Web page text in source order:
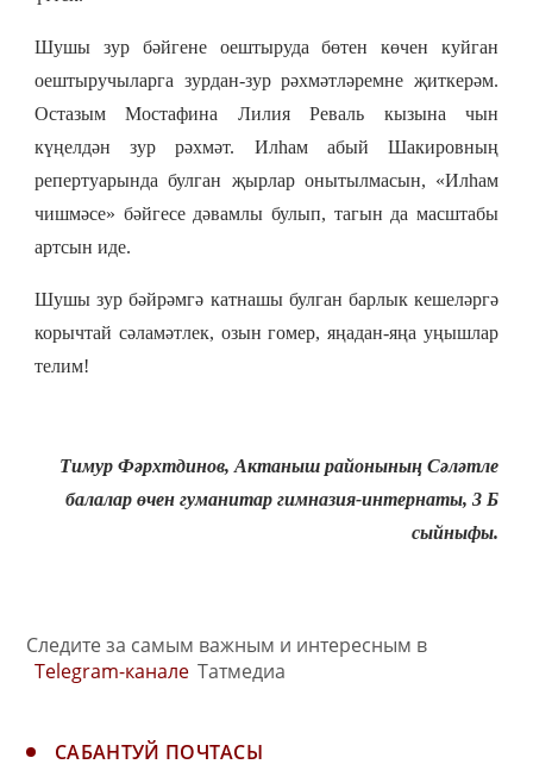
Шушы зур бәйгене оештыруда бөтен көчен куйган
оештыручыларга зурдан-зур рәхмәтләремне җиткерәм.
Остазым Мостафина Лилия Реваль кызына чын
күңелдән зур рәхмәт. Илһам абый Шакировның
репертуарында булган җырлар онытылмасын, «Илһам
чишмәсе» бәйгесе дәвамлы булып, тагын да масштабы
артсын иде.
Шушы зур бәйрәмгә катнашы булган барлык кешеләргә
корычтай сәламәтлек, озын гомер, яңадан-яңа уңышлар
телим!
Тимур Фәрхтдинов, Актаныш районының Сәләтле
балалар өчен гуманитар гимназия-интернаты, 3 Б
сыйныфы.
Следите за самым важным и интересным в
Telegram-канале Татмедиа
САБАНТУЙ ПОЧТАСЫ